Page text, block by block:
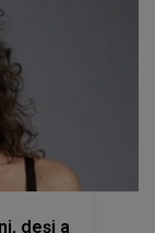
deși a